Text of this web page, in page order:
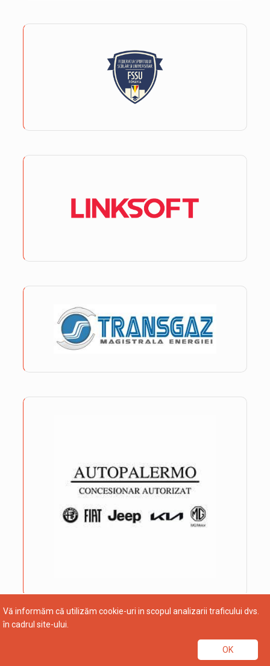
Vă informăm că utilizăm cookie-uri in scopul analizarii traficului dvs.
în cadrul site-ului.
OK